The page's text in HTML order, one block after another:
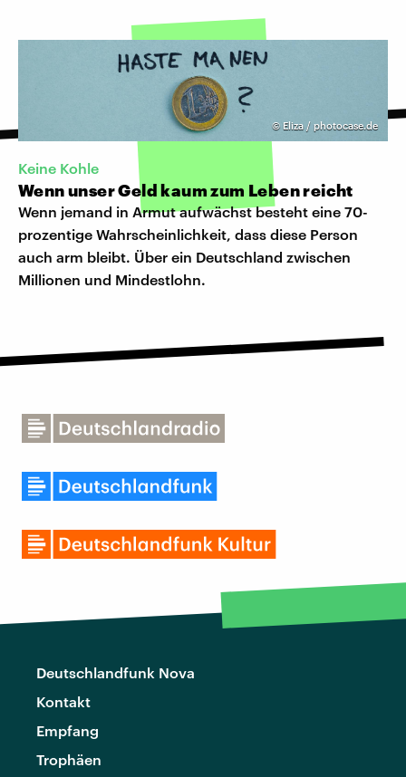
© Eliza / photocase.de
Keine Kohle
Wenn unser Geld kaum zum Leben reicht
Wenn jemand in Armut aufwächst besteht eine 70-
prozentige Wahrscheinlichkeit, dass diese Person
auch arm bleibt. Über ein Deutschland zwischen
Millionen und Mindestlohn.
Deutschlandfunk Nova
Kontakt
Empfang
Trophäen